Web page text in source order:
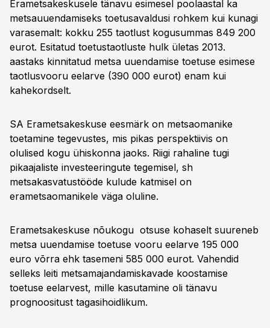
Erametsakeskusele tänavu esimesel poolaastal ka
metsauuendamiseks toetusavaldusi rohkem kui kunagi
varasemalt: kokku 255 taotlust kogusummas 849 200
eurot. Esitatud toetustaotluste hulk ületas 2013.
aastaks kinnitatud metsa uuendamise toetuse esimese
taotlusvooru eelarve (390 000 eurot) enam kui
kahekordselt.
SA Erametsakeskuse eesmärk on metsaomanike
toetamine tegevustes, mis pikas perspektiivis on
olulised kogu ühiskonna jaoks. Riigi rahaline tugi
pikaajaliste investeeringute tegemisel, sh
metsakasvatustööde kulude katmisel on
erametsaomanikele väga oluline.
Erametsakeskuse nõukogu otsuse kohaselt suureneb
metsa uuendamise toetuse vooru eelarve 195 000
euro võrra ehk tasemeni 585 000 eurot. Vahendid
selleks leiti metsamajandamiskavade koostamise
toetuse eelarvest, mille kasutamine oli tänavu
prognoositust tagasihoidlikum.